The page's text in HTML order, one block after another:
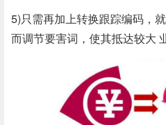
5)只需再加上转换跟踪编码，
而调节要害词，使其抵达较大